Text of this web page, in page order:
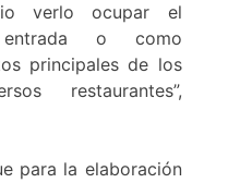
verlo ocupar el
entrada o como
principales de los
restaurantes”,
para la elaboración